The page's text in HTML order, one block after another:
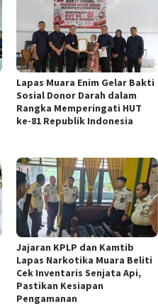
Lapas Muara Enim Gelar Bakti
Sosial Donor Darah dalam
Rangka Memperingati HUT
ke-81 Republik Indonesia
Jajaran KPLP dan Kamtib
Lapas Narkotika Muara Beliti
Cek Inventaris Senjata Api,
Pastikan Kesiapan
Pengamanan